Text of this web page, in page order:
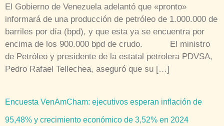
El Gobierno de Venezuela adelantó que «pronto»
informará de una producción de petróleo de 1.000.000 de
barriles por día (bpd), y que esta ya se encuentra por
encima de los 900.000 bpd de crudo. El ministro
de Petróleo y presidente de la estatal petrolera PDVSA,
Pedro Rafael Tellechea, aseguró que su […]
Encuesta VenAmCham: ejecutivos esperan inflación de
95,48% y crecimiento económico de 3,52% en 2024